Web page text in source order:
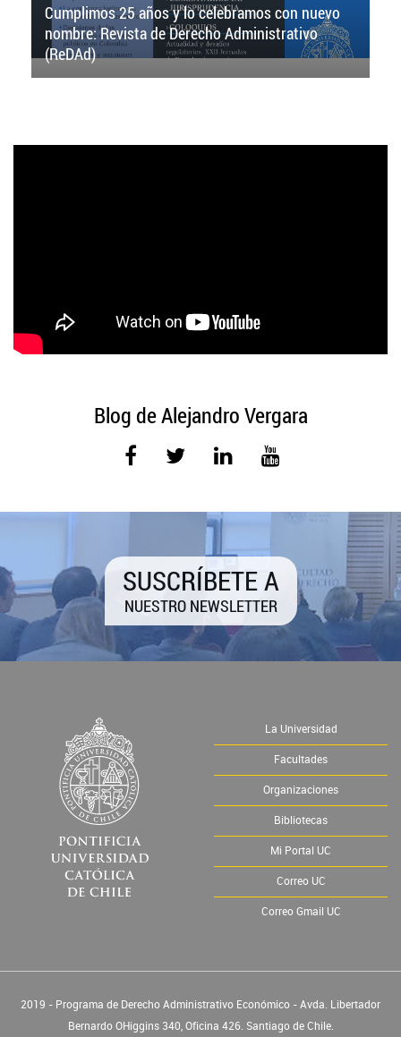
Cumplimos 25 años y lo celebramos con nuevo
nombre: Revista de Derecho Administrativo
(ReDAd)
Blog de Alejandro Vergara
SUSCRÍBETE A
NUESTRO NEWSLETTER
La Universidad
Facultades
Organizaciones
Bibliotecas
Mi Portal UC
Correo UC
Correo Gmail UC
2019 - Programa de Derecho Administrativo Económico - Avda. Libertador
Bernardo OHiggins 340, Oficina 426. Santiago de Chile.